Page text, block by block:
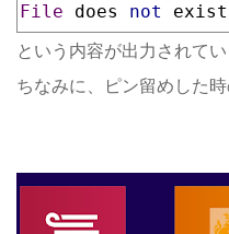
File does not exist
という内容が出力されてい
ちなみに、ピン留めした時